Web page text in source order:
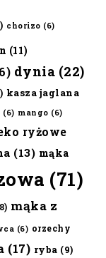
chorizo (6)
(11)
dynia (22)
kasza jaglana
(6) mango (6)
ryżowe
(13) mąka
(71)
mąka z
(6) orzechy
(17) ryba (9)